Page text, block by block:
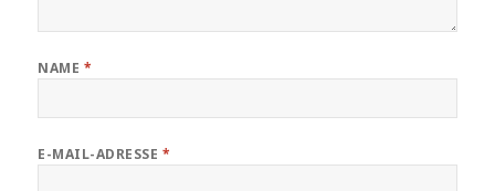
NAME *
E-MAIL-ADRESSE *